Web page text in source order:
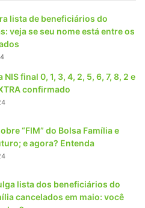
lista de beneficiários do
veja se seu nome está entre os
NIS final 0, 1, 3, 4, 2, 5, 6, 7, 8, 2 e
confirmado
“FIM” do Bolsa Família e
e agora? Entenda
lista dos beneficiários do
cancelados em maio: você